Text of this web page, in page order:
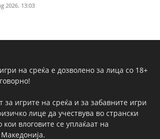
2026. 13:03
на среќа е дозволено за лица со 18+
за игрите на среќа и за забавните игри
лице да учествува во странски
кои влоговите се уплаќаат на